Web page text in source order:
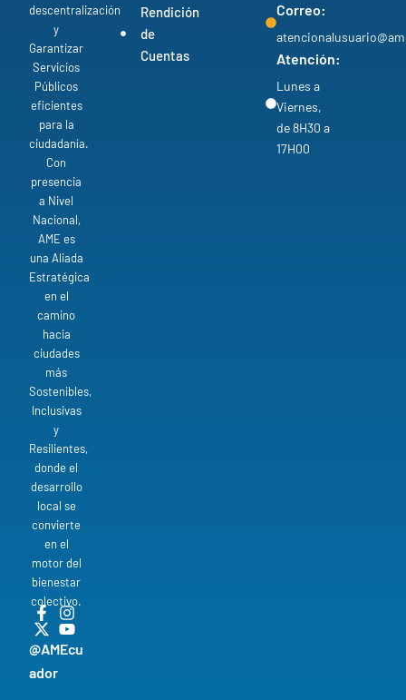
descentralización
y
Garantizar
Servicios
Públicos
eficientes
para la
ciudadanía.
Con
presencia
a Nivel
Nacional,
AME es
una Aliada
Estratégica
en el
camino
hacia
ciudades
más
Sostenibles,
Inclusivas
y
Resilientes,
donde el
desarrollo
local se
convierte
en el
motor del
bienestar
colectivo.
@AMEcu
ador
Rendición
de
Cuentas
Correo:
Atención:
Lunes a
Viernes,
de 8H30 a
17H00